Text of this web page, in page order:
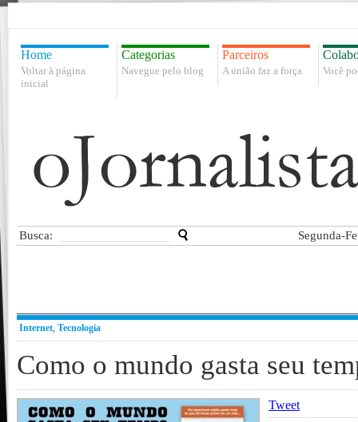
Home
Voltar à página
inicial
Categorias
Navegue pelo blog
Parceiros
A união faz a força Você
Busca: Segunda-
Internet, Tecnologia
Como o mundo gasta seu
Tweet